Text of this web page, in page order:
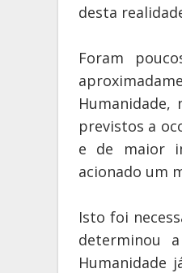
desta
Foram
previstos a
e de maior
acionado um
Isto foi
determinou
Humanidade